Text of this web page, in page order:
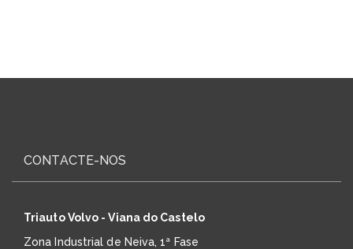
CONTACTE-NOS
Triauto Volvo - Viana do Castelo
Zona Industrial de Neiva, 1ª Fase